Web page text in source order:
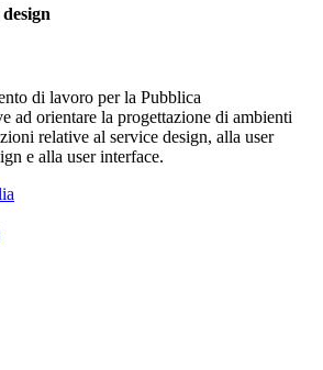
di lavoro per la Pubblica
ad orientare la progettazione di ambienti
relative al service design, alla user
e alla user interface.